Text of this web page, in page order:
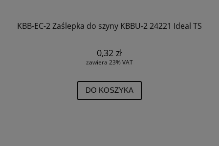
KBB-EC-2 Zaślepka do szyny KBBU-2 24221 Ideal TS
0,32 zł
zawiera 23% VAT
DO KOSZYKA